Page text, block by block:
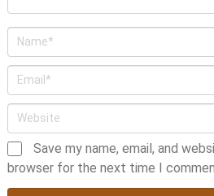
Save my name, email, and
browser for the next time I